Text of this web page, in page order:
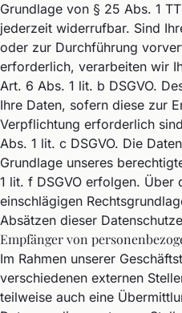
Grundlage von § 25 Abs. 1
jederzeit widerrufbar. Sind
oder zur Durchführung
erforderlich, verarbeiten wir
Art. 6 Abs. 1 lit. b DSGVO.
Ihre Daten, sofern diese zur
Verpflichtung erforderlich
Abs. 1 lit. c DSGVO. Die
Grundlage unseres
1 lit. f DSGVO erfolgen. Über
einschlägigen
Absätzen dieser
Empfänger von
Im Rahmen unserer
verschiedenen externen
teilweise auch eine